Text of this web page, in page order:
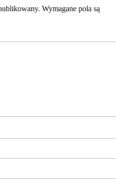
Wymagane pola są